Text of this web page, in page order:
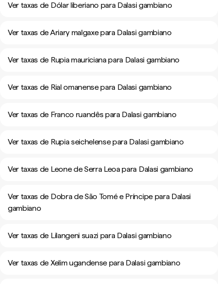
Ver taxas de Dólar liberiano para Dalasi gambiano
Ver taxas de Ariary malgaxe para Dalasi gambiano
Ver taxas de Rupia mauriciana para Dalasi gambiano
Ver taxas de Rial omanense para Dalasi gambiano
Ver taxas de Franco ruandês para Dalasi gambiano
Ver taxas de Rupia seichelense para Dalasi gambiano
Ver taxas de Leone de Serra Leoa para Dalasi gambiano
Ver taxas de Dobra de São Tomé e Príncipe para Dalasi
gambiano
Ver taxas de Lilangeni suazi para Dalasi gambiano
Ver taxas de Xelim ugandense para Dalasi gambiano